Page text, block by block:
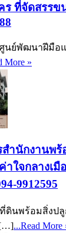
ร ที่จัดสรรข
นย์พัฒนาฝีมือ
More »
ำนักงานพ
ใจกลางเมื
9912595
ดินพร้อมสิ่งปลู
[…]...Read More